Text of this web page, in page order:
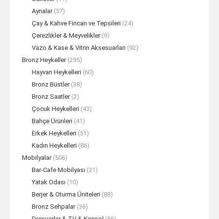
Aynalar (57)
Çay & Kahve Fincan ve Tepsileri (24)
Çerezlikler & Meyvelikler (9)
Vazo & Kase & Vitrin Aksesuarları (92)
Bronz Heykeller (295)
Hayvan Heykelleri (60)
Bronz Büstler (38)
Bronz Saatler (2)
Çocuk Heykelleri (43)
Bahçe Ürünleri (41)
Erkek Heykelleri (51)
Kadın Heykelleri (86)
Mobilyalar (506)
Bar-Cafe Mobilyası (31)
Yatak Odası (10)
Berjer & Oturma Üniteleri (88)
Bronz Sehpalar (36)